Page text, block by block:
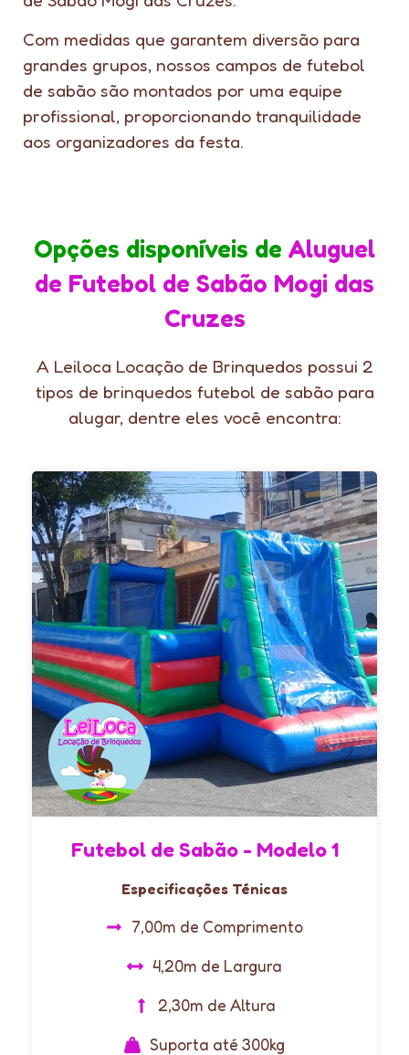
Com medidas que garantem diversão para
grandes grupos, nossos campos de futebol
de sabão são montados por uma equipe
profissional, proporcionando tranquilidade
aos organizadores da festa.
Opções disponíveis de Aluguel
de Futebol de Sabão Mogi das
Cruzes
A Leiloca Locação de Brinquedos possui 2
tipos de brinquedos futebol de sabão para
alugar, dentre eles você encontra:
Futebol de Sabão - Modelo 1
Especificações Ténicas
7,00m de Comprimento
4,20m de Largura
2,30m de Altura
Suporta até 300kg